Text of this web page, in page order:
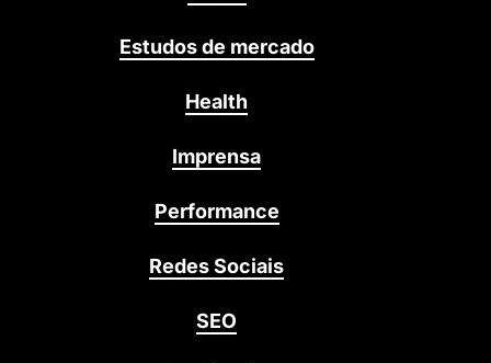
Estudos de mercado
Health
Imprensa
Performance
Redes Sociais
SEO